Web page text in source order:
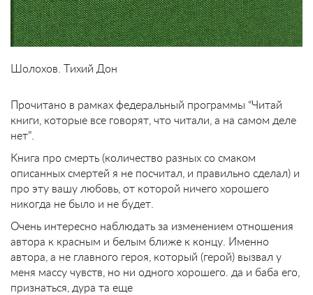
Шолохов. Тихий Дон
Прочитано в рамках федеральный программы “Читай
книги, которые все говорят, что читали, а на самом деле
нет”.
Книга про смерть (количество разных со смаком
описанных смертей я не посчитал, и правильно сделал) и
про эту вашу любовь, от которой ничего хорошего
никогда не было и не будет.
Очень интересно наблюдать за изменением отношения
автора к красным и белым ближе к концу. Именно
автора, а не главного героя, который (герой) вызвал у
меня массу чувств, но ни одного хорошего. да и баба его,
признаться, дура та еще